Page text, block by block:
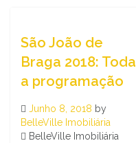
São João de
Braga 2018: Toda
a programação
Junho 8, 2018 by
BelleVille Imobiliária
BelleVille Imobiliária